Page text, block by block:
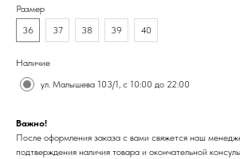
Размер
36
37 38 39 40
Наличие
ул. Малышева 103/1, с 10:00 до 22:00
Важно!
После оформления заказа с вами свяжется наш
подтверждения наличия товара и окончательной